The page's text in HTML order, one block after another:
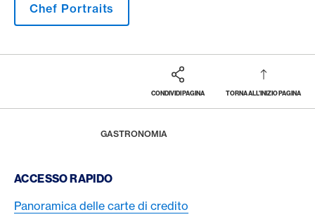
Chef Portraits
CONDIVIDI PAGINA TORNA ALL'INIZIO PAGINA
Footer
GASTRONOMIA
Footer Navigation
ACCESSO RAPIDO
Panoramica delle carte di credito